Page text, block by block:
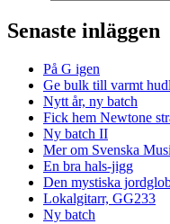
Senaste inläggen
På G igen
Ge bulk till varmt
Nytt år, ny batch
Fick hem Newtone
Ny batch II
Mer om Svenska
En bra hals-jigg
Den mystiska
Lokalgitarr, GG233
Ny batch